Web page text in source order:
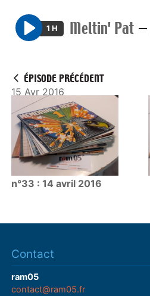
P
y
1 H Meltin' Pat —
ÉPISODE PRÉCÉDENT
15 Avr 2016
n°33 : 14 avril 2016
Contact
ram05
contact@ram05.fr